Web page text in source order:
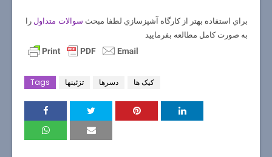
براي استفاده بهتر از كارگاه آشپزسازي لطفا مبحث سوالات متداول را
به صورت كامل مطالعه بفرماييد
Tags تزئینها دسرها کیک ها